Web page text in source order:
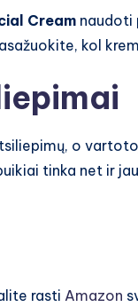
Cream naudoti
kol
o
tinka net ir
rasti Amazon